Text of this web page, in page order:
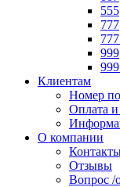
555
777
999
Клиентам
Номер
Оплата и
О компании
Отзывы
Вопрос /